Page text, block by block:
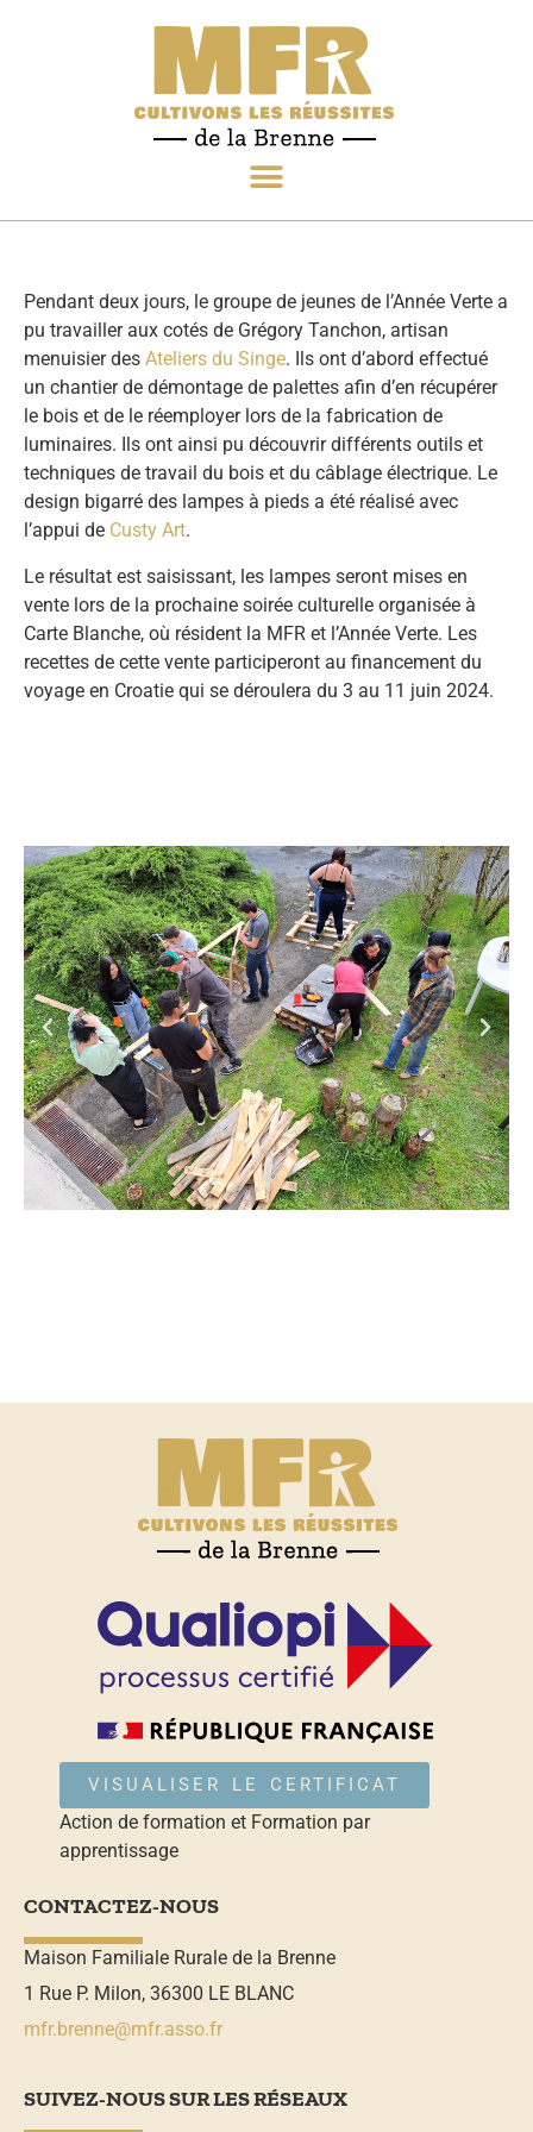
Pendant deux jours, le groupe de jeunes de l’Année Verte a
pu travailler aux cotés de Grégory Tanchon, artisan
menuisier des Ateliers du Singe. Ils ont d’abord effectué
un chantier de démontage de palettes afin d’en récupérer
le bois et de le réemployer lors de la fabrication de
luminaires. Ils ont ainsi pu découvrir différents outils et
techniques de travail du bois et du câblage électrique. Le
design bigarré des lampes à pieds a été réalisé avec
l’appui de Custy Art.
Le résultat est saisissant, les lampes seront mises en
vente lors de la prochaine soirée culturelle organisée à
Carte Blanche, où résident la MFR et l’Année Verte. Les
recettes de cette vente participeront au financement du
voyage en Croatie qui se déroulera du 3 au 11 juin 2024.
VISUALISER LE CERTIFICAT
Action de formation et Formation par
apprentissage
CONTACTEZ-NOUS
Maison Familiale Rurale de la Brenne
1 Rue P. Milon, 36300 LE BLANC
mfr.brenne@mfr.asso.fr
SUIVEZ-NOUS SUR LES RÉSEAUX